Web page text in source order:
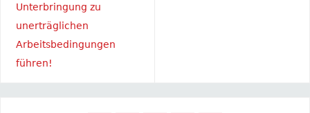
Unterbringung zu
unerträglichen
Arbeitsbedingungen
führen!